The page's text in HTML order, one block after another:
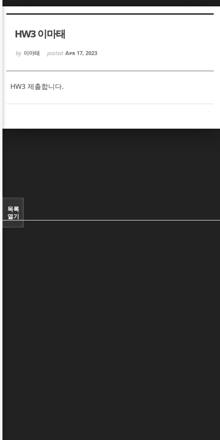
HW3 이마태
by 이마태 posted Apr 17, 2023
HW3 제출합니다.
목록
열기
Sketchbook5, 스케치북5
Sketchbook5, 스케치북5
Sketchbook5, 스케치북5
Sketchbook5, 스케치북5